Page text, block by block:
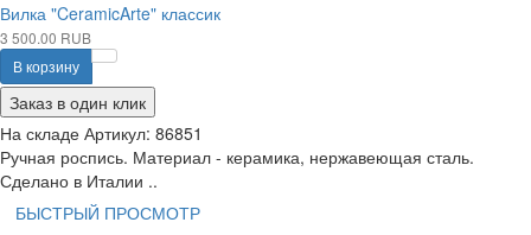
Вилка "CeramicArte" классик
3 500.00 RUB
В корзину
Заказ в один клик
На складе Артикул: 86851
Ручная роспись. Материал - керамика, нержавеющая сталь.
Сделано в Италии ..
БЫСТРЫЙ ПРОСМОТР